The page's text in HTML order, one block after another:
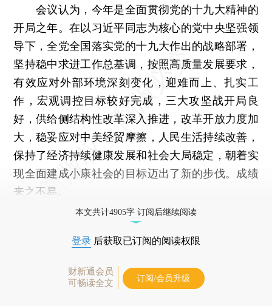
会议认为，今年是全面贯彻党的十九大精神的
开局之年。在以习近平同志为核心的党中央坚强领
导下，全党全国落实党的十九大作出的战略部署，
坚持稳中求进工作总基调，按照高质量发展要求，
有效应对外部环境深刻变化，迎难而上、扎实工
作，宏观调控目标较好完成，三大攻坚战开局良
好，供给侧结构性改革深入推进，改革开放力度加
大，稳妥应对中美经贸摩擦，人民生活持续改善，
保持了经济持续健康发展和社会大局稳定，朝着实
现全面建成小康社会的目标迈出了新的步伐。成绩
来之不易。
本文共计4905字 订阅后继续阅读
登录 后获取已订阅的阅读权限
财新通会员
可畅读全文
订阅/会员升级